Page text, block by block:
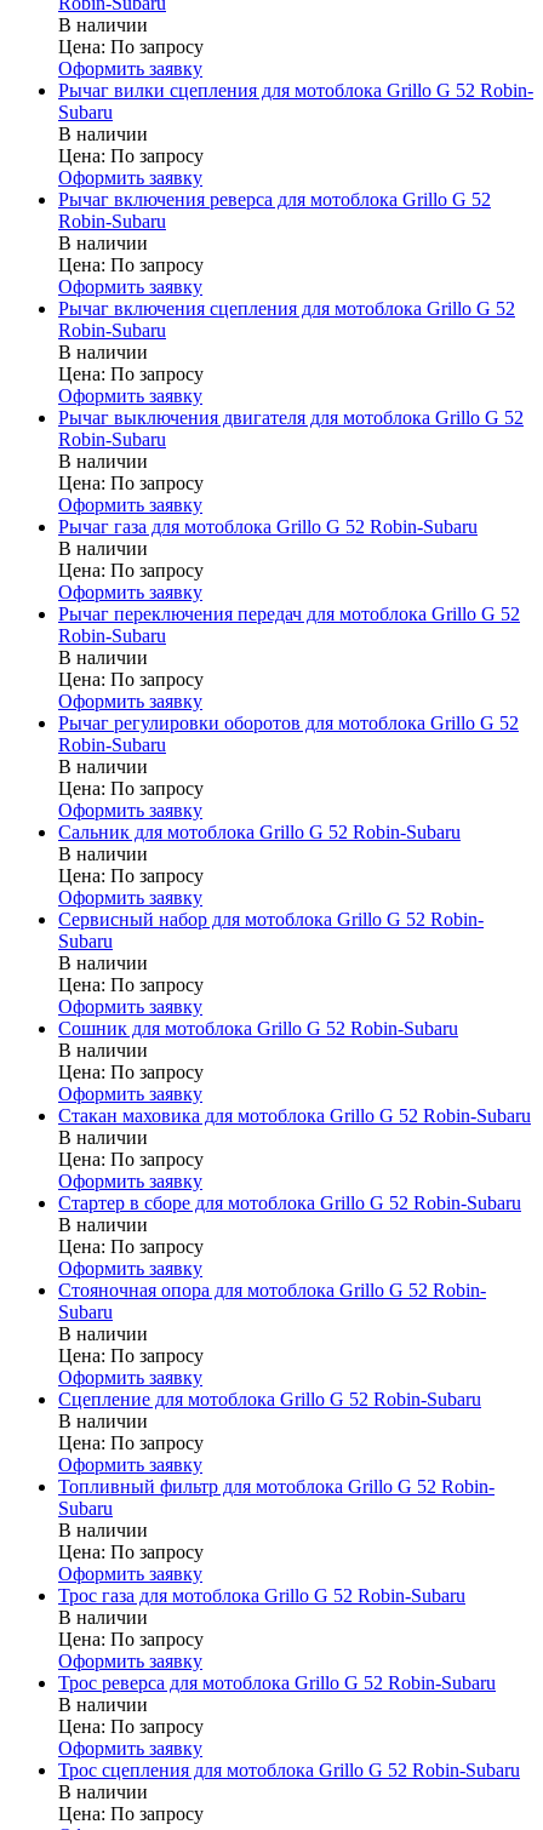
В наличии
Цена: По запросу
Оформить заявку
Рычаг вилки сцепления для мотоблока Grillo G 52 Robin-
Subaru
В наличии
Цена: По запросу
Оформить заявку
Рычаг включения реверса для мотоблока Grillo G 52
Robin-Subaru
В наличии
Цена: По запросу
Оформить заявку
Рычаг включения сцепления для мотоблока Grillo G 52
Robin-Subaru
В наличии
Цена: По запросу
Оформить заявку
Рычаг выключения двигателя для мотоблока Grillo G 52
Robin-Subaru
В наличии
Цена: По запросу
Оформить заявку
Рычаг газа для мотоблока Grillo G 52 Robin-Subaru
В наличии
Цена: По запросу
Оформить заявку
Рычаг переключения передач для мотоблока Grillo G 52
Robin-Subaru
В наличии
Цена: По запросу
Оформить заявку
Рычаг регулировки оборотов для мотоблока Grillo G 52
Robin-Subaru
В наличии
Цена: По запросу
Оформить заявку
Сальник для мотоблока Grillo G 52 Robin-Subaru
В наличии
Цена: По запросу
Оформить заявку
Сервисный набор для мотоблока Grillo G 52 Robin-
Subaru
В наличии
Цена: По запросу
Оформить заявку
Сошник для мотоблока Grillo G 52 Robin-Subaru
В наличии
Цена: По запросу
Оформить заявку
Стакан маховика для мотоблока Grillo G 52 Robin-Subaru
В наличии
Цена: По запросу
Оформить заявку
Стартер в сборе для мотоблока Grillo G 52 Robin-Subaru
В наличии
Цена: По запросу
Оформить заявку
Стояночная опора для мотоблока Grillo G 52 Robin-
Subaru
В наличии
Цена: По запросу
Оформить заявку
Сцепление для мотоблока Grillo G 52 Robin-Subaru
В наличии
Цена: По запросу
Оформить заявку
Топливный фильтр для мотоблока Grillo G 52 Robin-
Subaru
В наличии
Цена: По запросу
Оформить заявку
Трос газа для мотоблока Grillo G 52 Robin-Subaru
В наличии
Цена: По запросу
Оформить заявку
Трос реверса для мотоблока Grillo G 52 Robin-Subaru
В наличии
Цена: По запросу
Оформить заявку
Трос сцепления для мотоблока Grillo G 52 Robin-Subaru
В наличии
Цена: По запросу